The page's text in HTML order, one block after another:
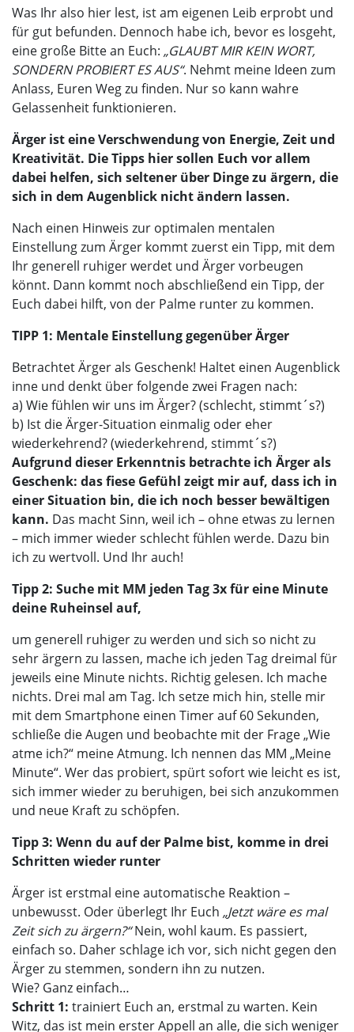
Was Ihr also hier lest, ist am eigenen Leib erprobt und
für gut befunden. Dennoch habe ich, bevor es losgeht,
eine große Bitte an Euch: „GLAUBT MIR KEIN WORT,
SONDERN PROBIERT ES AUS“. Nehmt meine Ideen zum
Anlass, Euren Weg zu finden. Nur so kann wahre
Gelassenheit funktionieren.
Ärger ist eine Verschwendung von Energie, Zeit und
Kreativität. Die Tipps hier sollen Euch vor allem
dabei helfen, sich seltener über Dinge zu ärgern, die
sich in dem Augenblick nicht ändern lassen.
Nach einen Hinweis zur optimalen mentalen
Einstellung zum Ärger kommt zuerst ein Tipp, mit dem
Ihr generell ruhiger werdet und Ärger vorbeugen
könnt. Dann kommt noch abschließend ein Tipp, der
Euch dabei hilft, von der Palme runter zu kommen.
TIPP 1: Mentale Einstellung gegenüber Ärger
Betrachtet Ärger als Geschenk! Haltet einen Augenblick
inne und denkt über folgende zwei Fragen nach:
a) Wie fühlen wir uns im Ärger? (schlecht, stimmt´s?)
b) Ist die Ärger-Situation einmalig oder eher
wiederkehrend? (wiederkehrend, stimmt´s?)
Aufgrund dieser Erkenntnis betrachte ich Ärger als
Geschenk: das fiese Gefühl zeigt mir auf, dass ich in
einer Situation bin, die ich noch besser bewältigen
kann. Das macht Sinn, weil ich – ohne etwas zu lernen
– mich immer wieder schlecht fühlen werde. Dazu bin
ich zu wertvoll. Und Ihr auch!
Tipp 2: Suche mit MM jeden Tag 3x für eine Minute
deine Ruheinsel auf,
um generell ruhiger zu werden und sich so nicht zu
sehr ärgern zu lassen, mache ich jeden Tag dreimal für
jeweils eine Minute nichts. Richtig gelesen. Ich mache
nichts. Drei mal am Tag. Ich setze mich hin, stelle mir
mit dem Smartphone einen Timer auf 60 Sekunden,
schließe die Augen und beobachte mit der Frage „Wie
atme ich?“ meine Atmung. Ich nennen das MM „Meine
Minute“. Wer das probiert, spürt sofort wie leicht es ist,
sich immer wieder zu beruhigen, bei sich anzukommen
und neue Kraft zu schöpfen.
Tipp 3: Wenn du auf der Palme bist, komme in drei
Schritten wieder runter
Ärger ist erstmal eine automatische Reaktion –
unbewusst. Oder überlegt Ihr Euch „Jetzt wäre es mal
Zeit sich zu ärgern?“Nein, wohl kaum. Es passiert,
einfach so. Daher schlage ich vor, sich nicht gegen den
Ärger zu stemmen, sondern ihn zu nutzen.
Wie? Ganz einfach…
Schritt 1: trainiert Euch an, erstmal zu warten. Kein
Witz, das ist mein erster Appell an alle, die sich weniger